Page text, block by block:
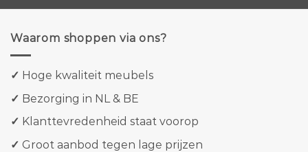
Waarom shoppen via ons?
✓ Hoge kwaliteit meubels
✓ Bezorging in NL & BE
✓ Klanttevredenheid staat voorop
✓ Groot aanbod tegen lage prijzen